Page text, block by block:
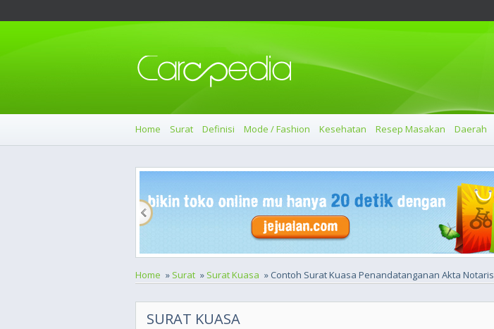
Home Surat Definisi Mode / Fashion Kesehatan Resep Masakan Daerah
Home » Surat » Surat Kuasa » Contoh Surat Kuasa Penandatanganan Akta Notaris
SURAT KUASA